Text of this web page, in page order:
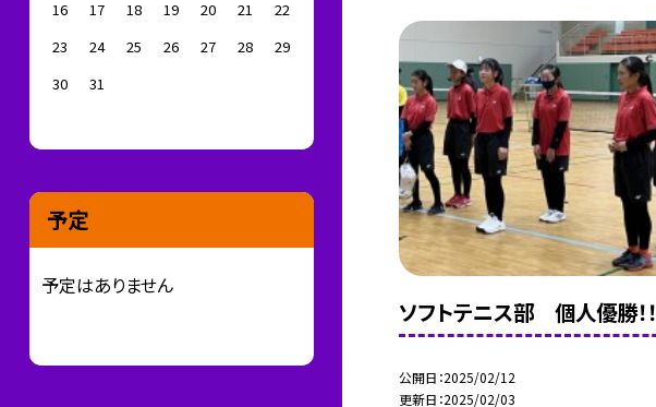
ソフトテニス部 個人優勝！！
公開日 2025/02/12
更新日 2025/02/03
16
17 18 19 20 21
22
23
24 25 26 27 28
29
30
31
予定
予定はありません